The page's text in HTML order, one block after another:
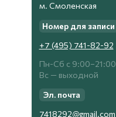
м. Смоленская
+7 (495) 741-82-92
Пн-Сб с 9:00−21:00
Вс — выходной
Номер для записи
Эл. почта
7418292@gmail.com